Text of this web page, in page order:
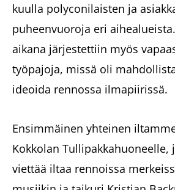
kuulla polyconilaisten ja
puheenvuoroja eri
aikana järjestettiin myös
työpajoja, missä oli
ideoida rennossa ilmapiirissä.
Ensimmäinen yhteinen
Kokkolan Tullipakkahuoneelle,
viettää iltaa rennoissa